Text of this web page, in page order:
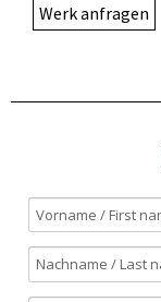
Werk anfragen